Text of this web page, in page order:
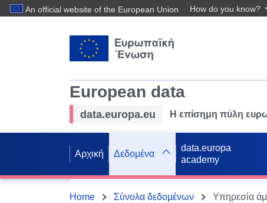
An official website of the European Union How do you know?
European data
data.europa.eu Η επίσημη πύλη
Αρχική Δεδομένα
data.europa
academy
Home Σύνολα δεδομένων